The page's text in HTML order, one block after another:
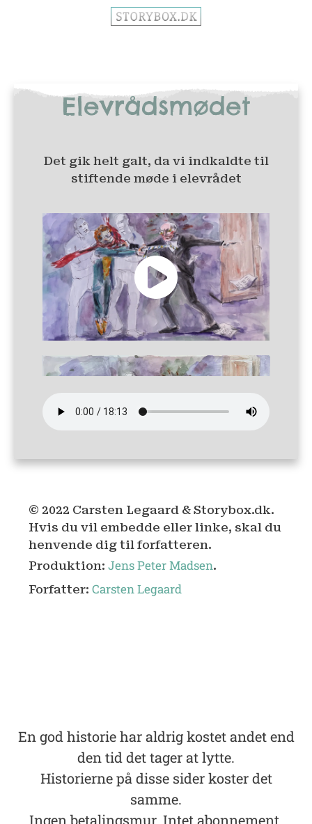
Elevrådsmødet
Det gik helt galt, da vi indkaldte til
stiftende møde i elevrådet
© 2022 Carsten Legaard & Storybox.dk.
Hvis du vil embedde eller linke, skal du
henvende dig til forfatteren.
Produktion: Jens Peter Madsen.
Forfatter: Carsten Legaard
En god historie har aldrig kostet andet end
den tid det tager at lytte.
Historierne på disse sider koster det
samme.
Ingen betalingsmur. Intet abonnement.